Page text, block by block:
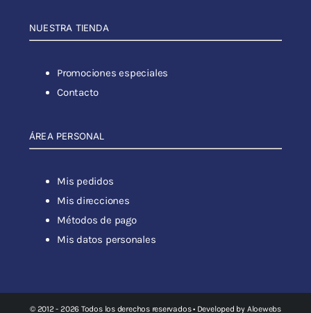
NUESTRA TIENDA
Promociones especiales
Contacto
ÁREA PERSONAL
Mis pedidos
Mis direcciones
Métodos de pago
Mis datos personales
© 2012 - 2026 Todos los derechos reservados • Developed by Aloewebs